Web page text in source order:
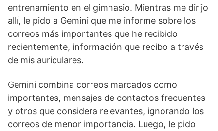
entrenamiento en el gimnasio. Mientras me dirijo
allí, le pido a Gemini que me informe sobre los
correos más importantes que he recibido
recientemente, información que recibo a través
de mis auriculares.
Gemini combina correos marcados como
importantes, mensajes de contactos frecuentes
y otros que considera relevantes, ignorando los
correos de menor importancia. Luego, le pido